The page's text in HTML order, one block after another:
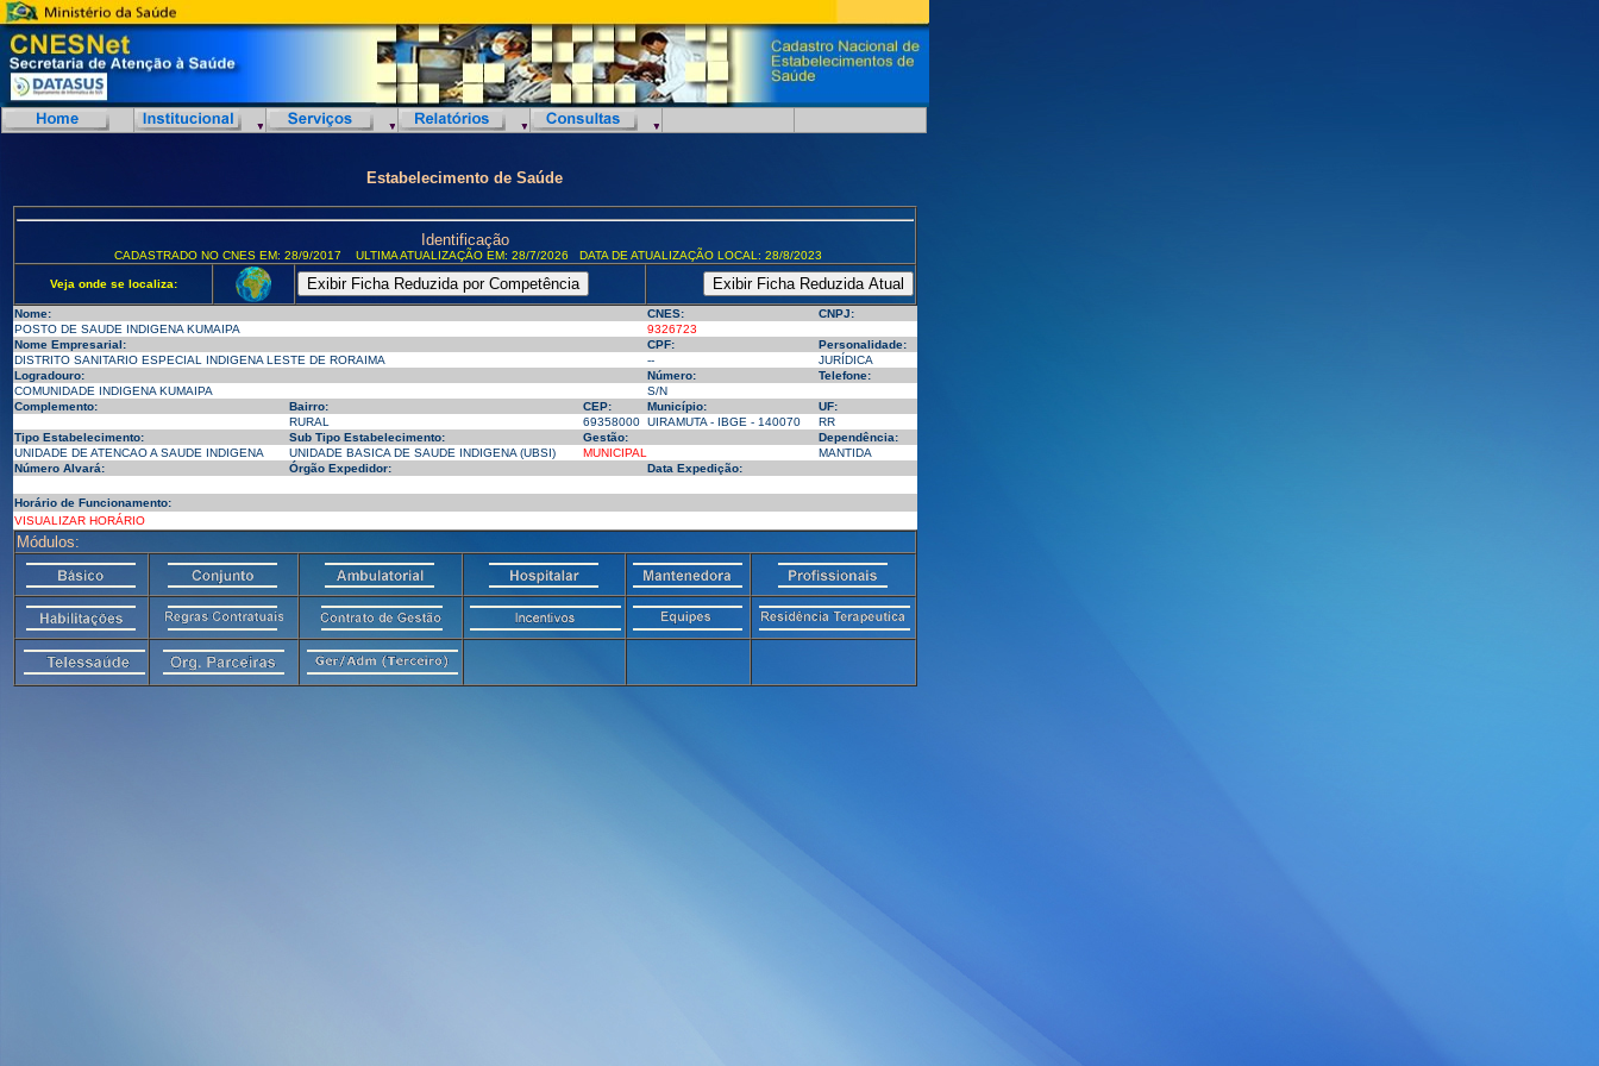
Estabelecimento de Saúde
Identificação
CADASTRADO NO CNES EM: 28/9/2017 ULTIMA ATUALIZAÇÃO EM: 28/7/2026 DATA DE ATUALIZAÇÃO LOCAL: 28/8/2023
Veja onde se localiza:
Nome: CNES:
CNPJ:
POSTO DE SAUDE INDIGENA KUMAIPA
9326723
Nome Empresarial:
CPF:
Personalidade:
DISTRITO SANITARIO ESPECIAL INDIGENA LESTE DE RORAIMA
--
JURÍDICA
Logradouro:
Número:
Telefone:
COMUNIDADE INDIGENA KUMAIPA
S/N
Complemento:
Bairro: CEP: Município:
UF:
RURAL
69358000 UIRAMUTA - IBGE - 140070
RR
Tipo Estabelecimento:
Sub Tipo Estabelecimento: Gestão:
Dependência:
UNIDADE DE ATENCAO A SAUDE INDIGENA
UNIDADE BASICA DE SAUDE INDIGENA (UBSI) MUNICIPAL
MANTIDA
Número Alvará:
Órgão Expedidor: Data Expedição:
Horário de Funcionamento:
VISUALIZAR HORÁRIO
Módulos: